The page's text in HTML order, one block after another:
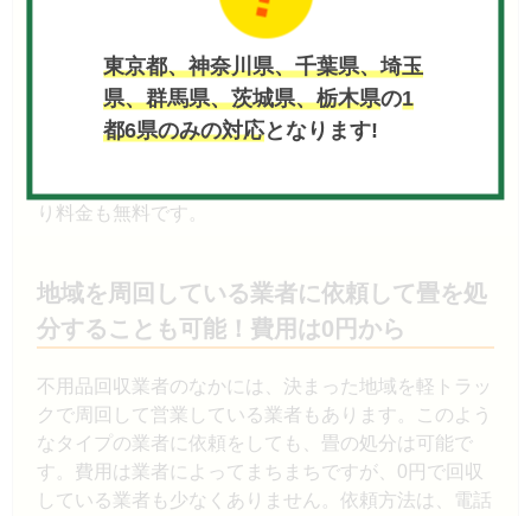
東京都、神奈川県、千葉県、埼玉
県、群馬県、茨城県、栃木県の1
都6県のみの対応となります!
弊社、ゴミ回収バスターズも畳の回収を承っていま
す。処分先に迷ったときは、ぜひお申し付けくださ
い。私どもなら24時間365日見積もりの受付をしてい
るので、依頼いただければすぐに対応ができます。費
用が一目でわかるパック料金が用いられているので、
り料金も無料です。
地域を周回している業者に依頼して畳を処
分することも可能！費用は0円から
不用品回収業者のなかには、決まった地域を軽トラッ
クで周回して営業している業者もあります。このよう
なタイプの業者に依頼をしても、畳の処分は可能で
す。費用は業者によってまちまちですが、0円で回収
している業者も少なくありません。依頼方法は、電話